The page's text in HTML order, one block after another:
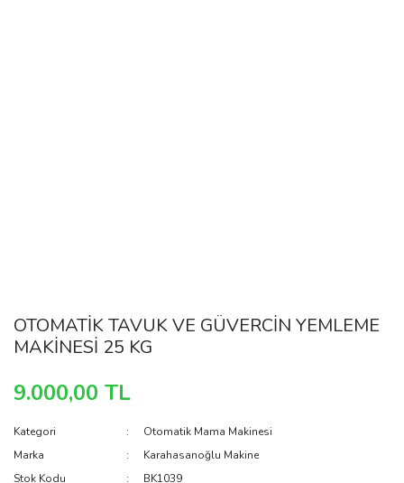
OTOMATİK TAVUK VE GÜVERCİN YEMLEME
MAKİNESİ 25 KG
9.000,00 TL
Kategori
Otomatik Mama Makinesi
Marka
Karahasanoğlu Makine
Stok Kodu
BK1039